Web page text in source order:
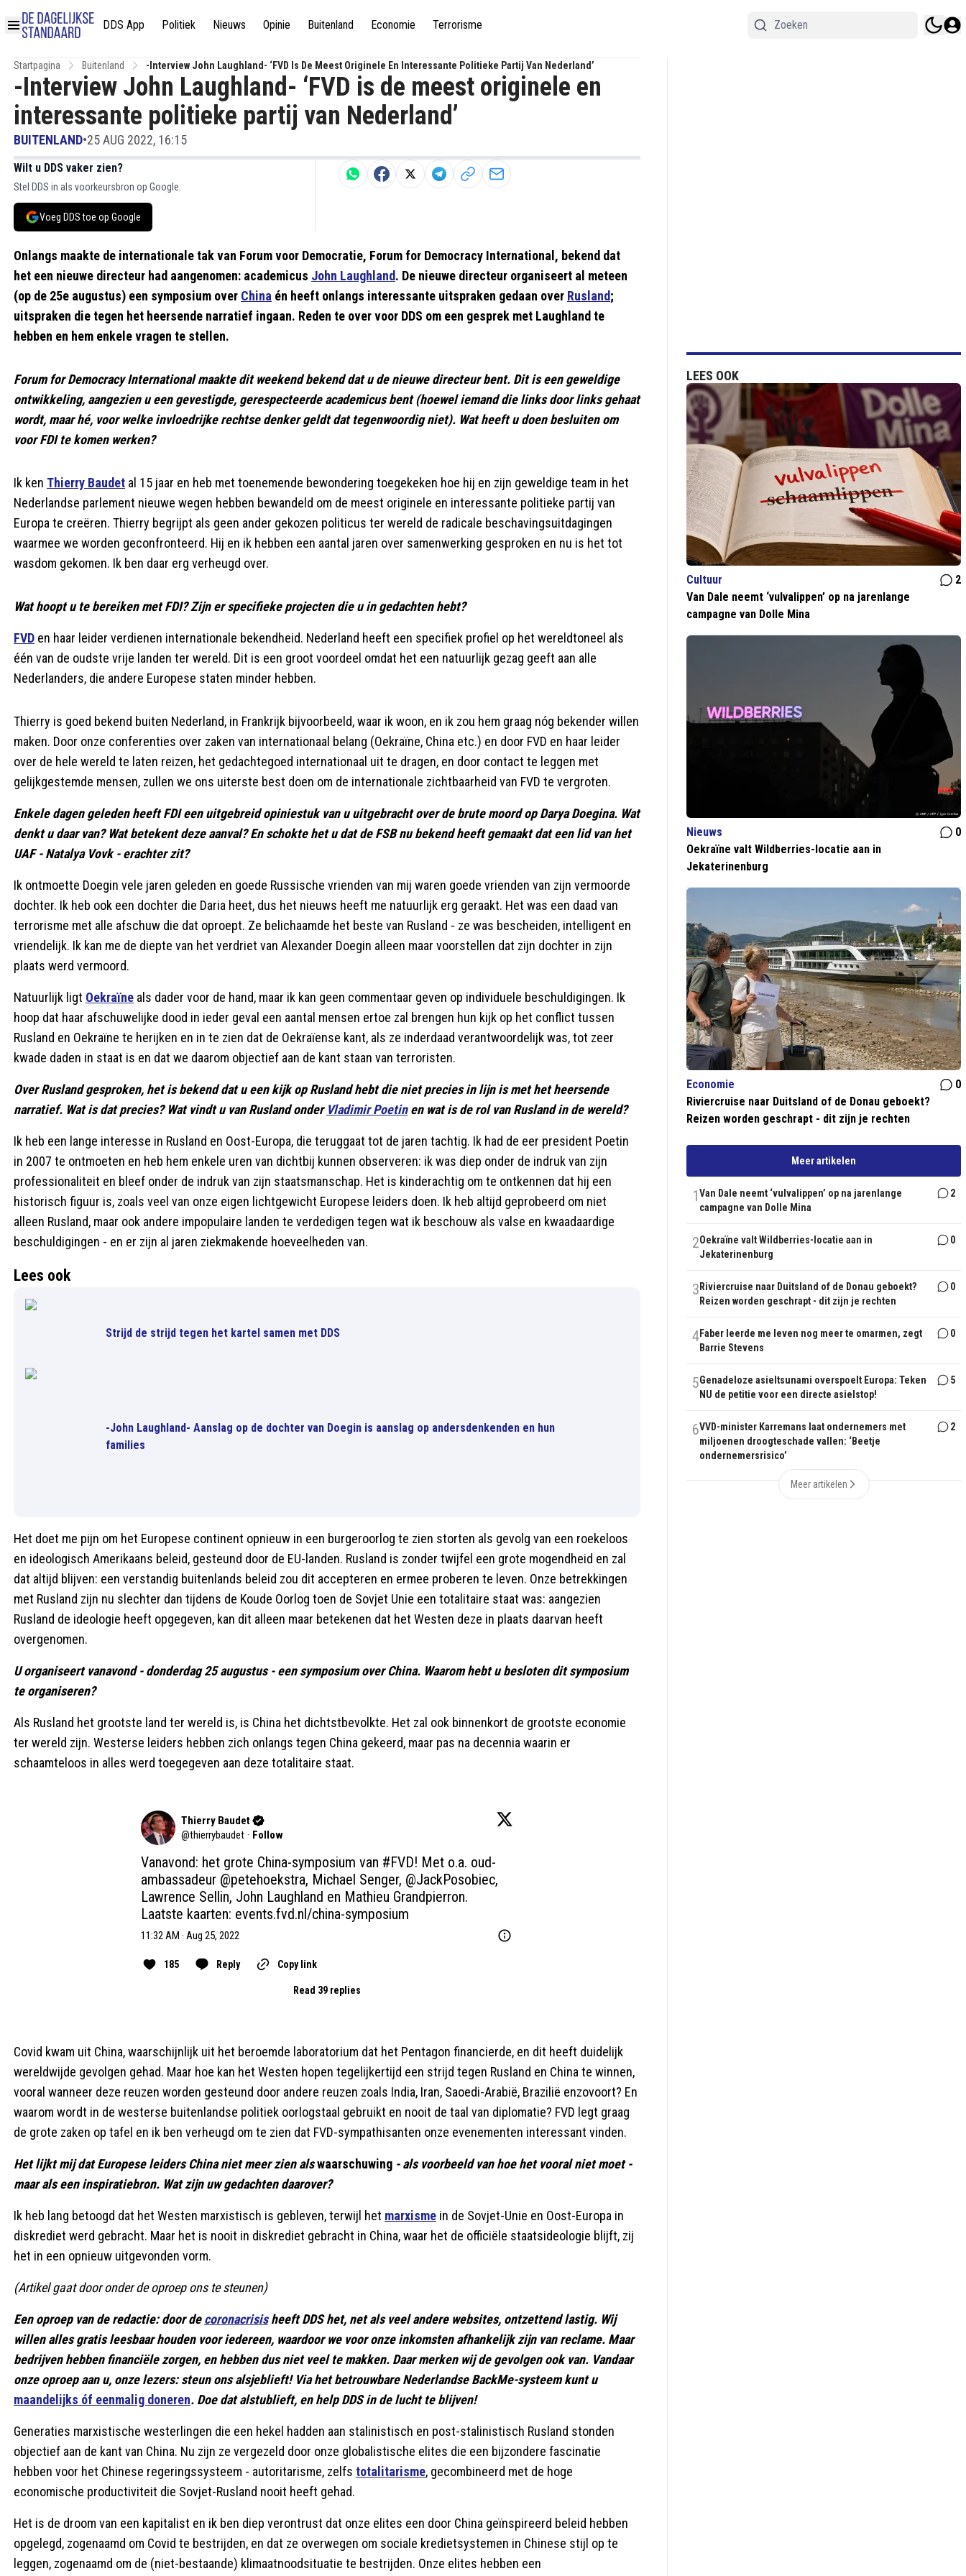
DDS App Politiek Nieuws Opinie Buitenland Economie Terrorisme
Startpagina Buitenland -Interview John Laughland- ‘FVD Is De Meest Originele En Interessante Politieke Partij Van Nederland’
-Interview John Laughland- ‘FVD is de meest originele en
interessante politieke partij van Nederland’
BUITENLAND•25 AUG 2022, 16:15
Wilt u DDS vaker zien?
Stel DDS in als voorkeursbron op Google.
Voeg DDS toe op Google
Onlangs maakte de internationale tak van Forum voor Democratie, Forum for Democracy International, bekend dat
het een nieuwe directeur had aangenomen: academicus John Laughland. De nieuwe directeur organiseert al meteen
(op de 25e augustus) een symposium over China én heeft onlangs interessante uitspraken gedaan over Rusland;
uitspraken die tegen het heersende narratief ingaan. Reden te over voor DDS om een gesprek met Laughland te
hebben en hem enkele vragen te stellen.
Forum for Democracy International maakte dit weekend bekend dat u de nieuwe directeur bent. Dit is een geweldige
ontwikkeling, aangezien u een gevestigde, gerespecteerde academicus bent (hoewel iemand die links door links gehaat
wordt, maar hé, voor welke invloedrijke rechtse denker geldt dat tegenwoordig niet). Wat heeft u doen besluiten om
voor FDI te komen werken?
Ik ken Thierry Baudet al 15 jaar en heb met toenemende bewondering toegekeken hoe hij en zijn geweldige team in het
Nederlandse parlement nieuwe wegen hebben bewandeld om de meest originele en interessante politieke partij van
Europa te creëren. Thierry begrijpt als geen ander gekozen politicus ter wereld de radicale beschavingsuitdagingen
waarmee we worden geconfronteerd. Hij en ik hebben een aantal jaren over samenwerking gesproken en nu is het tot
wasdom gekomen. Ik ben daar erg verheugd over.
Wat hoopt u te bereiken met FDI? Zijn er specifieke projecten die u in gedachten hebt?
FVD en haar leider verdienen internationale bekendheid. Nederland heeft een specifiek profiel op het wereldtoneel als
één van de oudste vrije landen ter wereld. Dit is een groot voordeel omdat het een natuurlijk gezag geeft aan alle
Nederlanders, die andere Europese staten minder hebben.
Thierry is goed bekend buiten Nederland, in Frankrijk bijvoorbeeld, waar ik woon, en ik zou hem graag nóg bekender willen
maken. Door onze conferenties over zaken van internationaal belang (Oekraïne, China etc.) en door FVD en haar leider
over de hele wereld te laten reizen, het gedachtegoed internationaal uit te dragen, en door contact te leggen met
gelijkgestemde mensen, zullen we ons uiterste best doen om de internationale zichtbaarheid van FVD te vergroten.
Enkele dagen geleden heeft FDI een uitgebreid opiniestuk van u uitgebracht over de brute moord op Darya Doegina. Wat
denkt u daar van? Wat betekent deze aanval? En schokte het u dat de FSB nu bekend heeft gemaakt dat een lid van het
UAF - Natalya Vovk - erachter zit?
Ik ontmoette Doegin vele jaren geleden en goede Russische vrienden van mij waren goede vrienden van zijn vermoorde
dochter. Ik heb ook een dochter die Daria heet, dus het nieuws heeft me natuurlijk erg geraakt. Het was een daad van
terrorisme met alle afschuw die dat oproept. Ze belichaamde het beste van Rusland - ze was bescheiden, intelligent en
vriendelijk. Ik kan me de diepte van het verdriet van Alexander Doegin alleen maar voorstellen dat zijn dochter in zijn
plaats werd vermoord.
Natuurlijk ligt Oekraïne als dader voor de hand, maar ik kan geen commentaar geven op individuele beschuldigingen. Ik
hoop dat haar afschuwelijke dood in ieder geval een aantal mensen ertoe zal brengen hun kijk op het conflict tussen
Rusland en Oekraïne te herijken en in te zien dat de Oekraïense kant, als ze inderdaad verantwoordelijk was, tot zeer
kwade daden in staat is en dat we daarom objectief aan de kant staan van terroristen.
Over Rusland gesproken, het is bekend dat u een kijk op Rusland hebt die niet precies in lijn is met het heersende
narratief. Wat is dat precies? Wat vindt u van Rusland onder Vladimir Poetinen wat is de rol van Rusland in de wereld?
Ik heb een lange interesse in Rusland en Oost-Europa, die teruggaat tot de jaren tachtig. Ik had de eer president Poetin
in 2007 te ontmoeten en heb hem enkele uren van dichtbij kunnen observeren: ik was diep onder de indruk van zijn
professionaliteit en bleef onder de indruk van zijn staatsmanschap. Het is kinderachtig om te ontkennen dat hij een
historisch figuur is, zoals veel van onze eigen lichtgewicht Europese leiders doen. Ik heb altijd geprobeerd om niet
alleen Rusland, maar ook andere impopulaire landen te verdedigen tegen wat ik beschouw als valse en kwaadaardige
beschuldigingen - en er zijn al jaren ziekmakende hoeveelheden van.
Lees ook
Strijd de strijd tegen het kartel samen met DDS
-John Laughland- Aanslag op de dochter van Doegin is aanslag op andersdenkenden en hun
families
Het doet me pijn om het Europese continent opnieuw in een burgeroorlog te zien storten als gevolg van een roekeloos
en ideologisch Amerikaans beleid, gesteund door de EU-landen. Rusland is zonder twijfel een grote mogendheid en zal
dat altijd blijven: een verstandig buitenlands beleid zou dit accepteren en ermee proberen te leven. Onze betrekkingen
met Rusland zijn nu slechter dan tijdens de Koude Oorlog toen de Sovjet Unie een totalitaire staat was: aangezien
Rusland de ideologie heeft opgegeven, kan dit alleen maar betekenen dat het Westen deze in plaats daarvan heeft
overgenomen.
U organiseert vanavond - donderdag 25 augustus - een symposium over China. Waarom hebt u besloten dit symposium
te organiseren?
Als Rusland het grootste land ter wereld is, is China het dichtstbevolkte. Het zal ook binnenkort de grootste economie
ter wereld zijn. Westerse leiders hebben zich onlangs tegen China gekeerd, maar pas na decennia waarin er
schaamteloos in alles werd toegegeven aan deze totalitaire staat.
Thierry Baudet
@thierrybaudet · Follow
Vanavond: het grote China-symposium van #FVD! Met o.a. oud-
ambassadeur @petehoekstra, Michael Senger, @JackPosobiec,
Lawrence Sellin, John Laughland en Mathieu Grandpierron.
Laatste kaarten: events.fvd.nl/china-symposium
11:32 AM · Aug 25, 2022
185 Reply Copy link
Read 39 replies
Covid kwam uit China, waarschijnlijk uit het beroemde laboratorium dat het Pentagon financierde, en dit heeft duidelijk
wereldwijde gevolgen gehad. Maar hoe kan het Westen hopen tegelijkertijd een strijd tegen Rusland en China te winnen,
vooral wanneer deze reuzen worden gesteund door andere reuzen zoals India, Iran, Saoedi-Arabië, Brazilië enzovoort? En
waarom wordt in de westerse buitenlandse politiek oorlogstaal gebruikt en nooit de taal van diplomatie? FVD legt graag
de grote zaken op tafel en ik ben verheugd om te zien dat FVD-sympathisanten onze evenementen interessant vinden.
Het lijkt mij dat Europese leiders China niet meer zien alswaarschuwing - als voorbeeld van hoe het vooral niet moet -
maar als een inspiratiebron. Wat zijn uw gedachten daarover?
Ik heb lang betoogd dat het Westen marxistisch is gebleven, terwijl het marxisme in de Sovjet-Unie en Oost-Europa in
diskrediet werd gebracht. Maar het is nooit in diskrediet gebracht in China, waar het de officiële staatsideologie blijft, zij
het in een opnieuw uitgevonden vorm.
(Artikel gaat door onder de oproep ons te steunen)
Een oproep van de redactie: door decoronacrisisheeft DDS het, net als veel andere websites, ontzettend lastig. Wij
willen alles gratis leesbaar houden voor iedereen, waardoor we voor onze inkomsten afhankelijk zijn van reclame. Maar
bedrijven hebben financiële zorgen, en hebben dus niet veel te makken. Daar merken wij de gevolgen ook van. Vandaar
onze oproep aan u, onze lezers: steun ons alsjeblieft! Via het betrouwbare Nederlandse BackMe-systeem kunt u
maandelijks óf eenmalig doneren. Doe dat alstublieft, en help DDS in de lucht te blijven!
Generaties marxistische westerlingen die een hekel hadden aan stalinistisch en post-stalinistisch Rusland stonden
objectief aan de kant van China. Nu zijn ze vergezeld door onze globalistische elites die een bijzondere fascinatie
hebben voor het Chinese regeringssysteem - autoritarisme, zelfs totalitarisme, gecombineerd met de hoge
economische productiviteit die Sovjet-Rusland nooit heeft gehad.
Het is de droom van een kapitalist en ik ben diep verontrust dat onze elites een door China geïnspireerd beleid hebben
opgelegd, zogenaamd om Covid te bestrijden, en dat ze overwegen om sociale kredietsystemen in Chinese stijl op te
leggen, zogenaamd om de (niet-bestaande) klimaatnoodsituatie te bestrijden. Onze elites hebben een
LEES OOK
Cultuur
2
Van Dale neemt ‘vulvalippen’ op na jarenlange
campagne van Dolle Mina
Nieuws
0
Oekraïne valt Wildberries-locatie aan in
Jekaterinenburg
Economie
0
Riviercruise naar Duitsland of de Donau geboekt?
Reizen worden geschrapt - dit zijn je rechten
Meer artikelen
1Van Dale neemt ‘vulvalippen’ op na jarenlange
campagne van Dolle Mina
2
2Oekraïne valt Wildberries-locatie aan in
Jekaterinenburg
0
3 Riviercruise naar Duitsland of de Donau geboekt?
Reizen worden geschrapt - dit zijn je rechten
0
4Faber leerde me leven nog meer te omarmen, zegt
Barrie Stevens
0
5Genadeloze asieltsunami overspoelt Europa: Teken
NU de petitie voor een directe asielstop!
5
6VVD-minister Karremans laat ondernemers met
miljoenen droogteschade vallen: ‘Beetje
ondernemersrisico’
2
Meer artikelen